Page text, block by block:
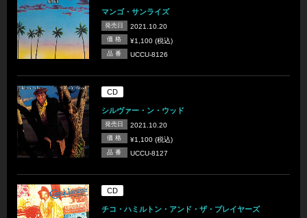
マンゴ・サンライズ
発売日 2021.10.20
価 格 ¥1,100 (税込)
品 番 UCCU-8126
CD
シルヴァー・ン・ウッド
発売日 2021.10.20
価 格 ¥1,100 (税込)
品 番 UCCU-8127
CD
チコ・ハミルトン・アンド・ザ・プレイヤーズ